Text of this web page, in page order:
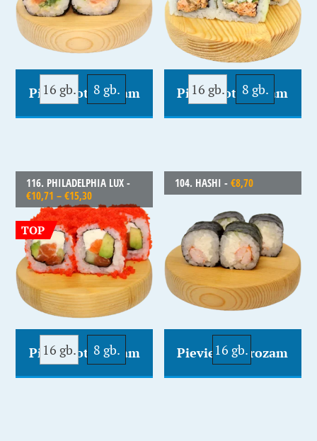
16 gb. 8 gb.
Pievienot Grozam 16 gb. 8 gb.
Pievienot Grozam
TOP
116. PHILADELPHIA LUX -
€10,71 –€15,30
16 gb. 8 gb.
Pievienot Grozam
104. HASHI -€8,70
16 gb.
Pievienot Grozam